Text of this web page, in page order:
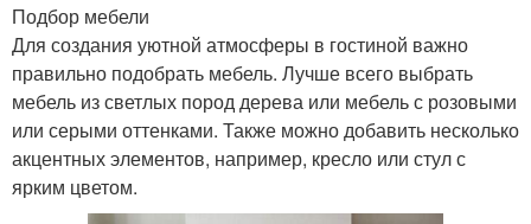
Подбор мебели
Для создания уютной атмосферы в гостиной важно
правильно подобрать мебель. Лучше всего выбрать
мебель из светлых пород дерева или мебель с розовыми
или серыми оттенками. Также можно добавить несколько
акцентных элементов, например, кресло или стул с
ярким цветом.